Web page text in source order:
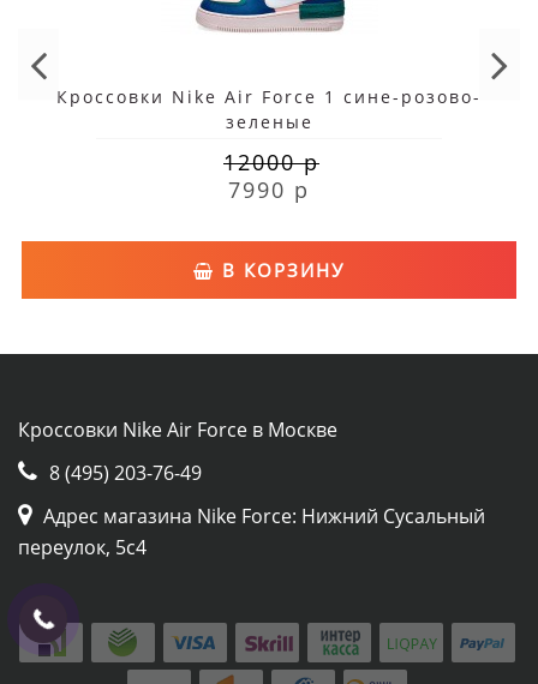
Кроссовки Nike Air Force 1 сине-розово-
зеленые
12000 р
7990 р
В КОРЗИНУ
Кроссовки Nike Air Force в Москве
8 (495) 203-76-49
Адрес магазина Nike Force: Нижний Сусальный
переулок, 5с4